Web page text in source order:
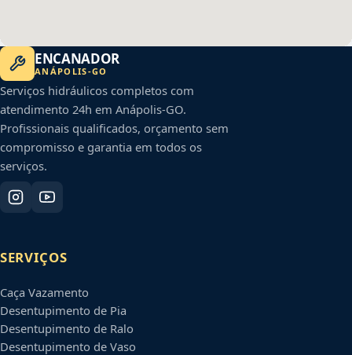
ENCANADOR
ANÁPOLIS-GO
Serviços hidráulicos completos com
atendimento 24h em Anápolis-GO.
Profissionais qualificados, orçamento sem
compromisso e garantia em todos os
serviços.
SERVIÇOS
Caça Vazamento
Desentupimento de Pia
Desentupimento de Ralo
Desentupimento de Vaso